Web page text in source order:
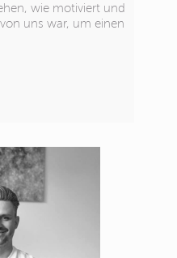
wie motiviert und
uns war, um einen